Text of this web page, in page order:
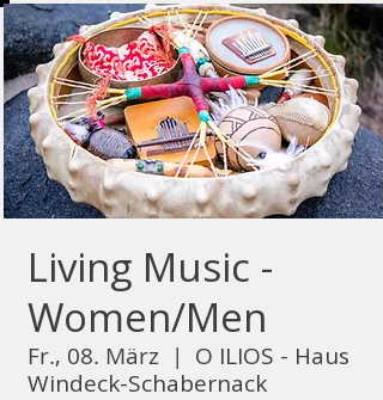
Living Music -
Women/Men
Fr., 08. März
  |
O ILIOS - Haus
Windeck-Schabernack